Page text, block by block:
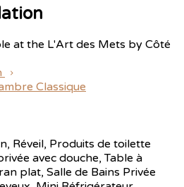
at the L'Art des Mets by Côté
Réveil, Produits de toilette
avec douche, Table à
plat, Salle de Bains Privée